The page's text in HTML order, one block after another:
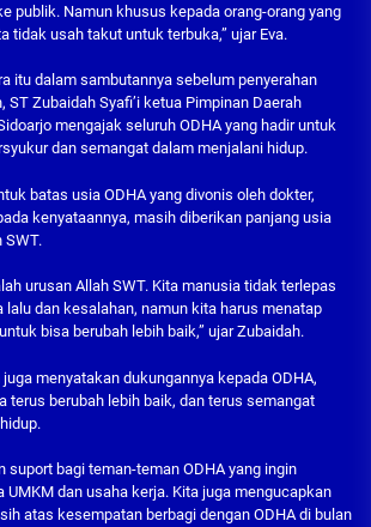
publik. Namun khusus kepada orang-orang yang
tidak usah takut untuk terbuka,” ujar Eva.
itu dalam sambutannya sebelum penyerahan
ST Zubaidah Syafi’i ketua Pimpinan Daerah
mengajak seluruh ODHA yang hadir untuk
dan semangat dalam menjalani hidup.
batas usia ODHA yang divonis oleh dokter,
kenyataannya, masih diberikan panjang usia
SWT.
urusan Allah SWT. Kita manusia tidak terlepas
lalu dan kesalahan, namun kita harus menatap
bisa berubah lebih baik,” ujar Zubaidah.
menyatakan dukungannya kepada ODHA,
terus berubah lebih baik, dan terus semangat
suport bagi teman-teman ODHA yang ingin
UMKM dan usaha kerja. Kita juga mengucapkan
atas kesempatan berbagi dengan ODHA di bulan